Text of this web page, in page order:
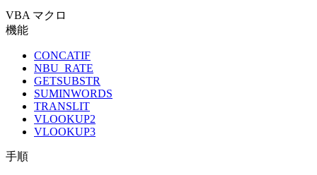
VBA マクロ
機能
CONCATIF
NBU_RATE
GETSUBSTR
SUMINWORDS
TRANSLIT
VLOOKUP2
VLOOKUP3
手順